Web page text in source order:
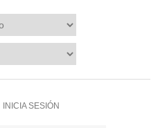
INICIA SESIÓN